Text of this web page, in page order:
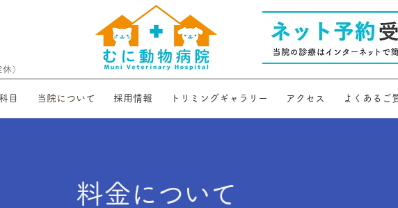
）
目 当院について 採用情報 トリミングギャラリー アクセス よくあるご
​料金について